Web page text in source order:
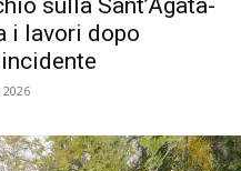
i lavori dopo
incidente